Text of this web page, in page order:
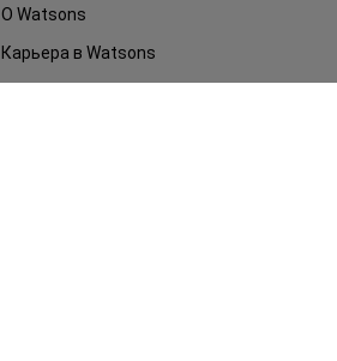
О Watsons
Карьера в Watsons